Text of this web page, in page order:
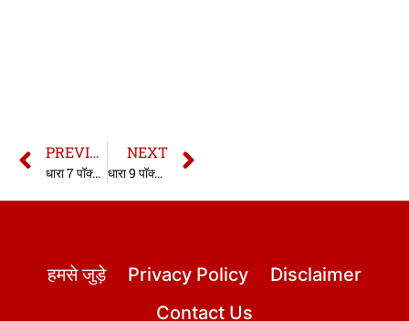
PREVIOUS
धारा 7 पॉक्सो एक्ट | 7 Pocso Act | in hindi
NEXT
धारा 9 पॉक्सो एक्ट | 9 Pocso Act in hindi
हमसे जुड़े Privacy Policy
Disclaimer
Contact Us